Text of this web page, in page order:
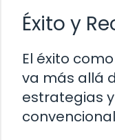
Éxito y
El éxito
va más allá
estrategias